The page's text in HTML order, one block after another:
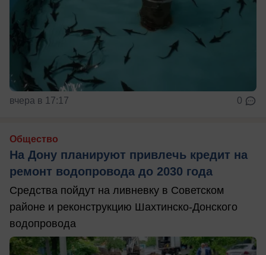
вчера в 17:17 0
Общество
На Дону планируют привлечь кредит на
ремонт водопровода до 2030 года
Средства пойдут на ливневку в Советском
районе и реконструкцию Шахтинско-Донского
водопровода